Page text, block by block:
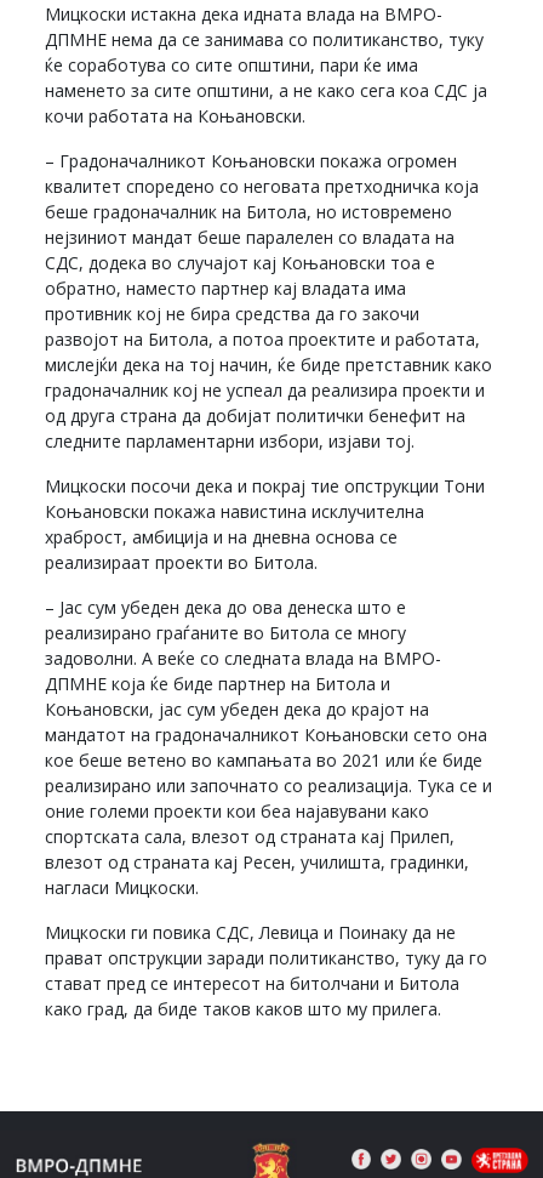
Мицкоски истакна дека идната влада на ВМРО-
ДПМНЕ нема да се занимава со политиканство, туку
ќе соработува со сите општини, пари ќе има
наменето за сите општини, а не како сега коа СДС ја
кочи работата на Коњановски.
– Градоначалникот Коњановски покажа огромен
квалитет споредено со неговата претходничка која
беше градоначалник на Битола, но истовремено
нејзиниот мандат беше паралелен со владата на
СДС, додека во случајот кај Коњановски тоа е
обратно, наместо партнер кај владата има
противник кој не бира средства да го закочи
развојот на Битола, а потоа проектите и работата,
мислејќи дека на тој начин, ќе биде претставник како
градоначалник кој не успеал да реализира проекти и
од друга страна да добијат политички бенефит на
следните парламентарни избори, изјави тој.
Мицкоски посочи дека и покрај тие опструкции Тони
Коњановски покажа навистина исклучителна
храброст, амбиција и на дневна основа се
реализираат проекти во Битола.
– Јас сум убеден дека до ова денеска што е
реализирано граѓаните во Битола се многу
задоволни. А веќе со следната влада на ВМРО-
ДПМНЕ која ќе биде партнер на Битола и
Коњановски, јас сум убеден дека до крајот на
мандатот на градоначалникот Коњановски сето она
кое беше ветено во кампањата во 2021 или ќе биде
реализирано или започнато со реализација. Тука се и
оние големи проекти кои беа најавувани како
спортската сала, влезот од страната кај Прилеп,
влезот од страната кај Ресен, училишта, градинки,
нагласи Мицкоски.
Мицкоски ги повика СДС, Левица и Поинаку да не
прават опструкции заради политиканство, туку да го
стават пред се интересот на битолчани и Битола
како град, да биде таков каков што му прилега.